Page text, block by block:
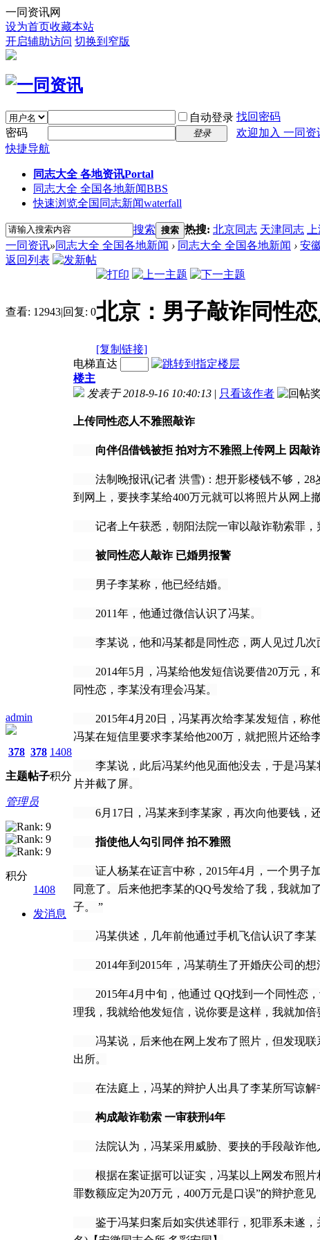
一同资讯网
设为首页收藏本站
开启辅助访问 切换到窄版
自动登录 找回密码
密码
登录
欢迎加入 一同资
快捷导航
同志大全 各地资讯Portal
同志大全 全国各地新闻BBS
快速浏览全国同志新闻waterfall
搜索 搜索 热搜: 北京同志 天津同志
一同资讯»同志大全 全国各地新闻 › 同志大全 全国各地新闻 › 安
返回列表
查看: 12943|回复: 0北京：男子敲诈同性
[复制链接]
admin
378
主题
378
帖子
1408
积分
管理员
积分
1408
发消息
电梯直达
楼主
发表于 2018-9-16 10:40:13 | 只看该作者
上传同性恋人不雅照敲诈
向伴侣借钱被拒 拍对方不雅照上传网上 因敲
法制晚报讯(记者 洪雪)：想开影楼钱不够，28
到网上，要挟李某给400万元就可以将照片从网上
记者上午获悉，朝阳法院一审以敲诈勒索罪，
被同性恋人敲诈 已婚男报警
男子李某称，他已经结婚。
2011年，他通过微信认识了冯某。
李某说，他和冯某都是同性恋，两人见过几次
2014年5月，冯某给他发短信说要借20万元，
同性恋，李某没有理会冯某。
2015年4月20日，冯某再次给李某发短信，称他
冯某在短信里要求李某给他200万，就把照片还给李
李某说，此后冯某约他见面他没去，于是冯某
片并截了屏。
6月17日，冯某来到李某家，再次向他要钱，还
指使他人勾引同伴 拍不雅照
证人杨某在证言中称，2015年4月，一个男子加
同意了。后来他把李某的QQ号发给了我，我就加
子。 ”
冯某供述，几年前他通过手机飞信认识了李某
2014年到2015年，冯某萌生了开婚庆公司的想
2015年4月中旬，他通过 QQ找到一个同性恋，
理我，我就给他发短信，说你要是这样，我就加
冯某说，后来他在网上发布了照片，但发现联
出所。
在法庭上，冯某的辩护人出具了李某所写谅解
构成敲诈勒索 一审获刑4年
法院认为，冯某采用威胁、要挟的手段敲诈他
根据在案证据可以证实，冯某以上网发布照片
罪数额应定为20万元，400万元是口误”的辩护意见
鉴于冯某归案后如实供述罪行，犯罪系未遂，